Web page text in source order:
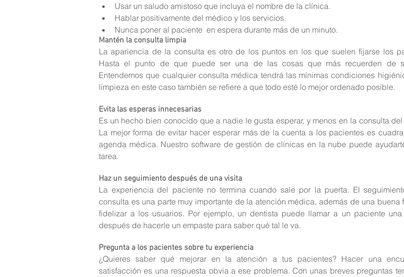
Usar un saludo amistoso que incluya el nombre de la clínica.
Hablar positivamente del médico y los servicios.
Nunca poner al paciente  en espera durante más de un minuto.
Mantén la consulta limpia
La apariencia de la consulta es otro de los puntos en los que suelen fijarse los
Hasta el punto de que puede ser una de las cosas que más recuerden de
Entendemos que cualquier consulta médica tendrá las mínimas condiciones
limpieza en este caso también se refiere a que todo esté lo mejor ordenado posible.
Evita las esperas innecesarias
Es un hecho bien conocido que a nadie le gusta esperar, y menos en la consulta
La mejor forma de evitar hacer esperar más de la cuenta a los pacientes es
agenda médica. Nuestro software de gestión de clínicas en la nube puede
tarea.
Haz un seguimiento después de una visita
La experiencia del paciente no termina cuando sale por la puerta. El
consulta es una parte muy importante de la atención médica, además de una buena
fidelizar a los usuarios. Por ejemplo, un dentista puede llamar a un paciente una
después de hacerle un empaste para saber qué tal le va.
Pregunta a los pacientes sobre tu experiencia
¿Quieres saber qué mejorar en la atención a tus pacientes? Hacer una
satisfacción es una respuesta obvia a ese problema. Con unas breves preguntas